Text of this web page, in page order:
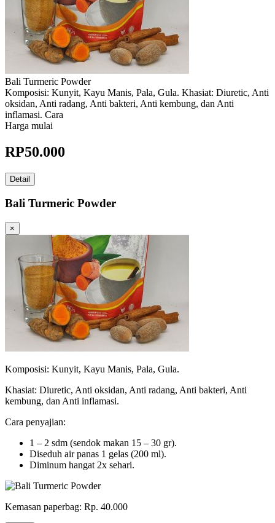
Bali Turmeric Powder
Komposisi: Kunyit, Kayu Manis, Pala, Gula. Khasiat: Diuretic, Anti
oksidan, Anti radang, Anti bakteri, Anti kembung, dan Anti
inflamasi. Cara
Harga mulai
RP50.000
Detail
Bali Turmeric Powder
×
Komposisi: Kunyit, Kayu Manis, Pala, Gula.
Khasiat: Diuretic, Anti oksidan, Anti radang, Anti bakteri, Anti
kembung, dan Anti inflamasi.
Cara penyajian:
1 – 2 sdm (sendok makan 15 – 30 gr).
Diseduh air panas 1 gelas (200 ml).
Diminum hangat 2x sehari.
Kemasan paperbag: Rp. 40.000